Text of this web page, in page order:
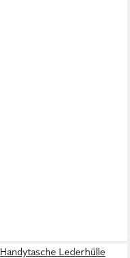
Handytasche Lederhülle